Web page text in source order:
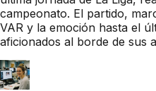
campeonato. El partido,
VAR y la emoción hasta el
aficionados al borde de sus